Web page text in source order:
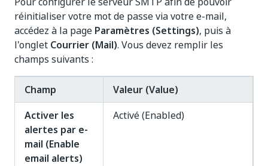
réinitialiser votre mot de passe via votre e-mail,
accédez à la page Paramètres (Settings), puis à
l'onglet Courrier (Mail). Vous devez remplir les
champs suivants :
Champ
Valeur (Value)
Activer les
alertes par e-
mail (Enable
email alerts)
Activé (Enabled)